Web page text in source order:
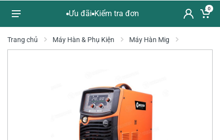
Ưu đãi Kiểm tra đơn
0
Trang chủ Máy Hàn & Phụ Kiện Máy Hàn Mig